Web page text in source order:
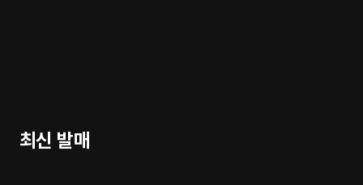
최신 발매